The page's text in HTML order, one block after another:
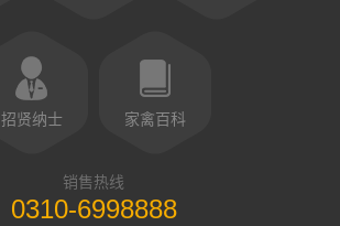
招贤纳士 家禽百科
销售热线
0310-6998888